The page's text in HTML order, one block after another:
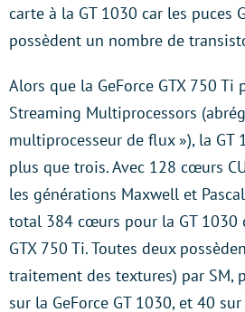
carte à la GT 1030 car les puces
possèdent un nombre de
Alors que la GeForce GTX 750 Ti
Streaming Multiprocessors
multiprocesseur de flux »), la GT
plus que trois. Avec 128 cœurs
les générations Maxwell et
total 384 cœurs pour la GT 1030
GTX 750 Ti. Toutes deux
traitement des textures) par SM,
sur la GeForce GT 1030, et 40